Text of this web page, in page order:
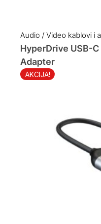
Audio / Video kablovi i
AKCIJA!
HyperDrive USB-
Adapter